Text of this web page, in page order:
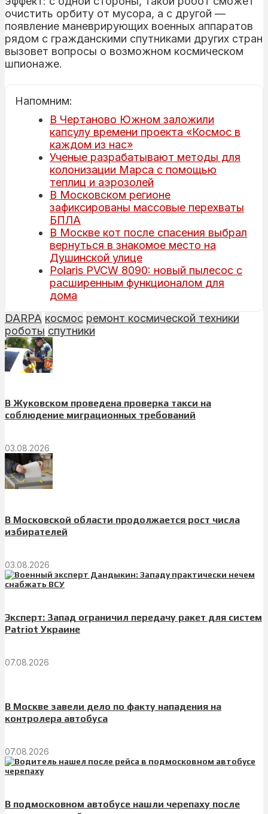
очистить орбиту от мусора, а с другой —
появление маневрирующих военных аппаратов
рядом с гражданскими спутниками других стран
вызовет вопросы о возможном космическом
шпионаже.
Напомним:
В Чертаново Южном заложили
капсулу времени проекта «Космос в
каждом из нас»
Ученые разрабатывают методы для
колонизации Марса с помощью
теплиц и аэрозолей
В Московском регионе
зафиксированы массовые перехваты
БПЛА
В Москве кот после спасения выбрал
вернуться в знакомое место на
Душинской улице
Polaris PVCW 8090: новый пылесос с
расширенным функционалом для
дома
DARPA космос ремонт космической техники
роботы спутники
В Жуковском проведена проверка такси на
соблюдение миграционных требований
03.08.2026
В Московской области продолжается рост числа
избирателей
03.08.2026
Эксперт: Запад ограничил передачу ракет для систем
Patriot Украине
07.08.2026
В Москве завели дело по факту нападения на
контролера автобуса
07.08.2026
В подмосковном автобусе нашли черепаху после